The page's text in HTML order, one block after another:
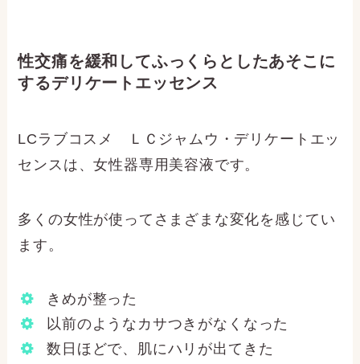
性交痛を緩和してふっくらとしたあそこに
するデリケートエッセンス
LCラブコスメ ＬＣジャムウ・デリケートエッ
センスは、女性器専用美容液です。
多くの女性が使ってさまざまな変化を感じてい
ます。
きめが整った
以前のようなカサつきがなくなった
数日ほどで、肌にハリが出てきた